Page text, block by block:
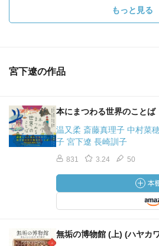
もっと見る
宮下遼の作品
本にまつわる世界のことば
温又柔 斎藤真理子 中村菜
子 宮下遼 長崎訓子
831 3.24 50
無垢の博物館 (上) (ハヤカ